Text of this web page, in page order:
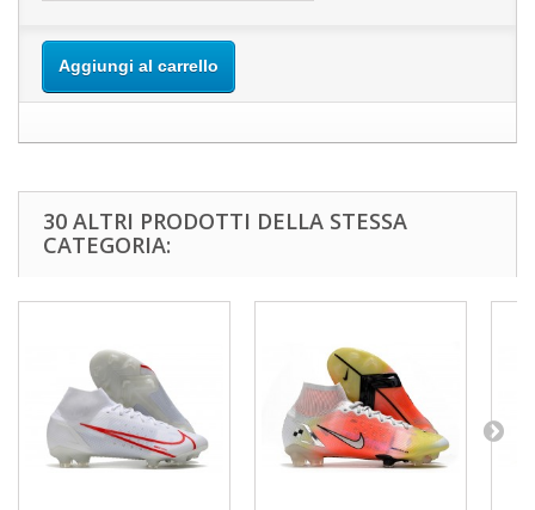
Aggiungi al carrello
30 ALTRI PRODOTTI DELLA STESSA
CATEGORIA: